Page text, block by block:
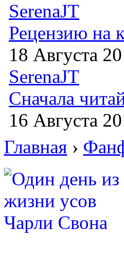
SerenaJT
Рецензию на
18 Августа
SerenaJT
Сначала
16 Августа
Главная ›